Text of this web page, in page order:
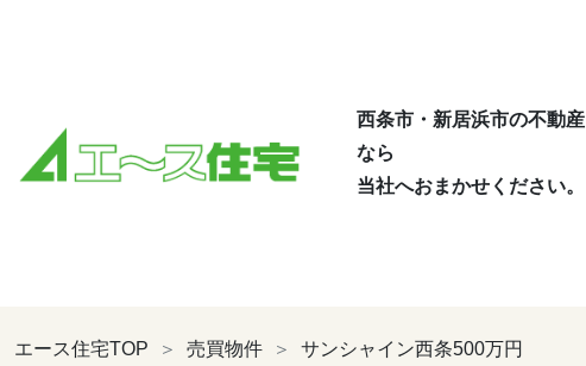
西条市・新居浜市の不動産
なら
当社へおまかせください。
エース住宅TOP 売買物件 サンシャイン西条500万円